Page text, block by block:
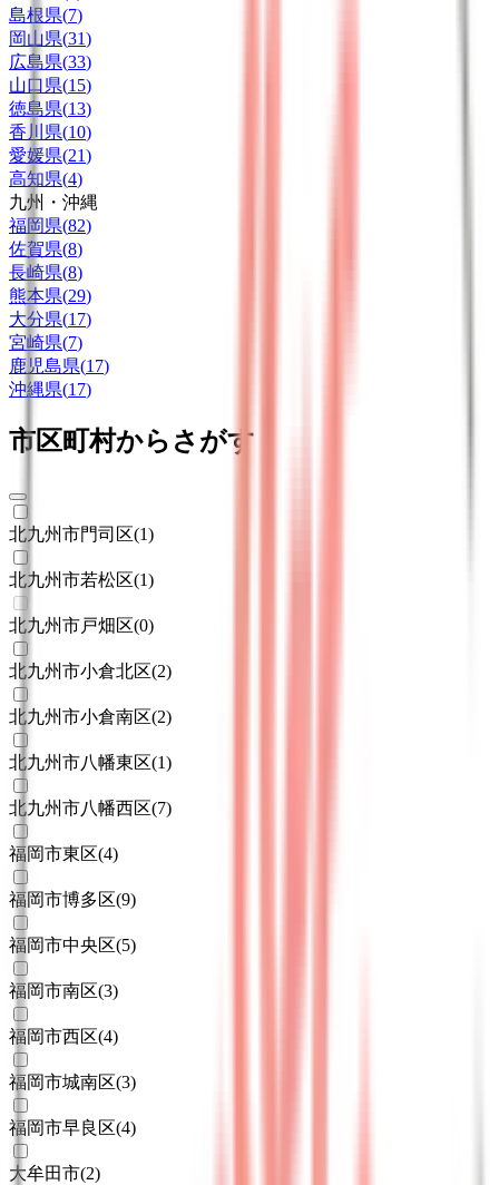
島根県(7)
岡山県(31)
広島県(33)
山口県(15)
徳島県(13)
香川県(10)
愛媛県(21)
高知県(4)
九州・沖縄
福岡県(82)
佐賀県(8)
長崎県(8)
熊本県(29)
大分県(17)
宮崎県(7)
鹿児島県(17)
沖縄県(17)
市区町村からさがす
北九州市門司区(1)
北九州市若松区(1)
北九州市戸畑区(0)
北九州市小倉北区(2)
北九州市小倉南区(2)
北九州市八幡東区(1)
北九州市八幡西区(7)
福岡市東区(4)
福岡市博多区(9)
福岡市中央区(5)
福岡市南区(3)
福岡市西区(4)
福岡市城南区(3)
福岡市早良区(4)
大牟田市(2)